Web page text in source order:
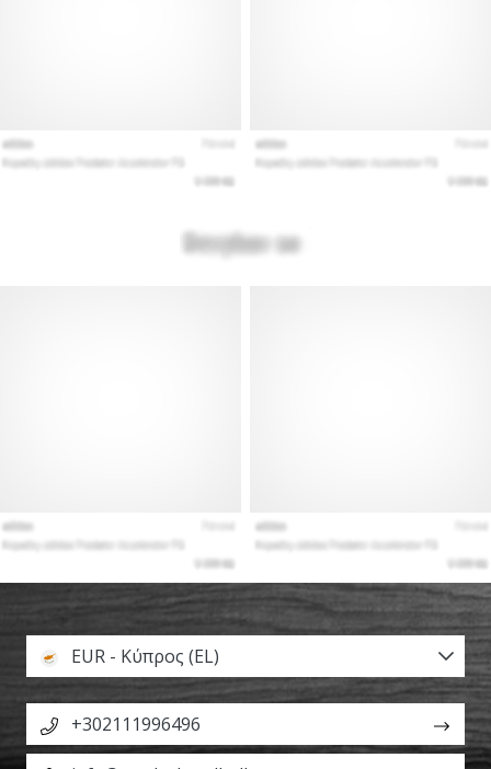
EUR - Κύπρος (EL)
+302111996496